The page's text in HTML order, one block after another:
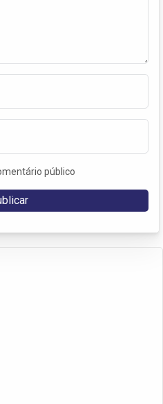
público